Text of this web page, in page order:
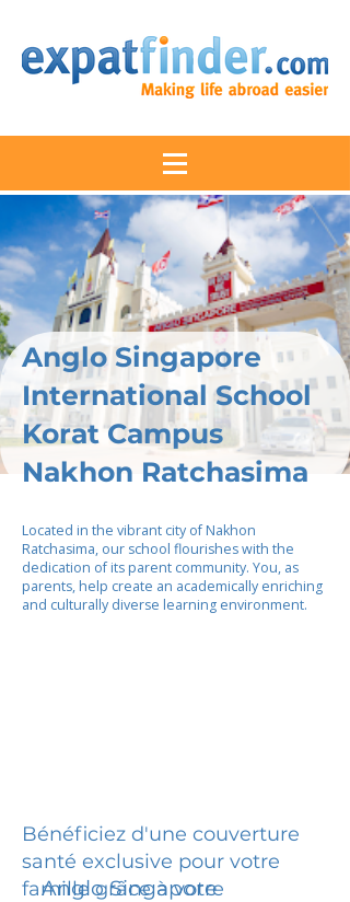
Anglo Singapore
International School
Korat Campus
Nakhon Ratchasima
Located in the vibrant city of Nakhon
Ratchasima, our school flourishes with the
dedication of its parent community. You, as
parents, help create an academically enriching
and culturally diverse learning environment.
Bénéficiez d'une couverture
santé exclusive pour votre
famille grâce à votre
Anglo Singapore